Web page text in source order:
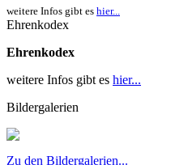
weitere Infos gibt es hier...
Ehrenkodex
Ehrenkodex
weitere Infos gibt es hier...
Bildergalerien
Zu den Bildergalerien...